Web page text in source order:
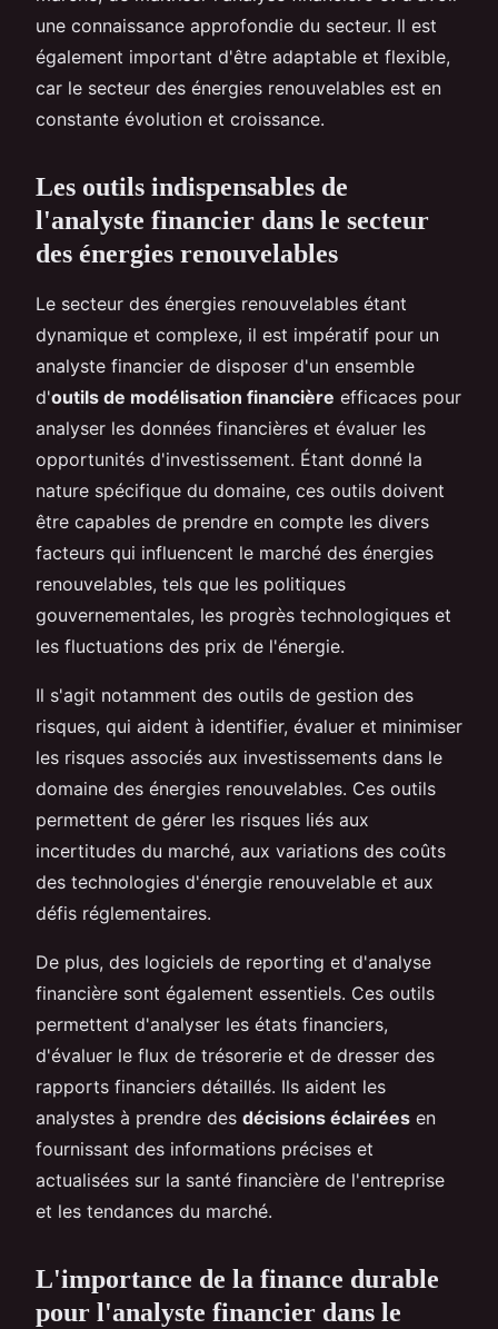
une connaissance approfondie du secteur. Il est
également important d'être adaptable et flexible,
car le secteur des énergies renouvelables est en
constante évolution et croissance.
Les outils indispensables de
l'analyste financier dans le secteur
des énergies renouvelables
Le secteur des énergies renouvelables étant
dynamique et complexe, il est impératif pour un
analyste financier de disposer d'un ensemble
d'outils de modélisation financière efficaces pour
analyser les données financières et évaluer les
opportunités d'investissement. Étant donné la
nature spécifique du domaine, ces outils doivent
être capables de prendre en compte les divers
facteurs qui influencent le marché des énergies
renouvelables, tels que les politiques
gouvernementales, les progrès technologiques et
les fluctuations des prix de l'énergie.
Il s'agit notamment des outils de gestion des
risques, qui aident à identifier, évaluer et minimiser
les risques associés aux investissements dans le
domaine des énergies renouvelables. Ces outils
permettent de gérer les risques liés aux
incertitudes du marché, aux variations des coûts
des technologies d'énergie renouvelable et aux
défis réglementaires.
De plus, des logiciels de reporting et d'analyse
financière sont également essentiels. Ces outils
permettent d'analyser les états financiers,
d'évaluer le flux de trésorerie et de dresser des
rapports financiers détaillés. Ils aident les
analystes à prendre des décisions éclairées en
fournissant des informations précises et
actualisées sur la santé financière de l'entreprise
et les tendances du marché.
L'importance de la finance durable
pour l'analyste financier dans le